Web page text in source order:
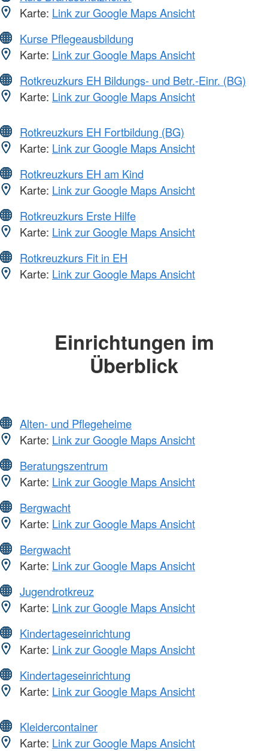
Karte: Link zur Google Maps Ansicht
Kurse Pflegeausbildung
Karte: Link zur Google Maps Ansicht
Rotkreuzkurs EH Bildungs- und Betr.-Einr. (BG)
Karte: Link zur Google Maps Ansicht
Rotkreuzkurs EH Fortbildung (BG)
Karte: Link zur Google Maps Ansicht
Rotkreuzkurs EH am Kind
Karte: Link zur Google Maps Ansicht
Rotkreuzkurs Erste Hilfe
Karte: Link zur Google Maps Ansicht
Rotkreuzkurs Fit in EH
Karte: Link zur Google Maps Ansicht
Einrichtungen im
Überblick
Alten- und Pflegeheime
Karte: Link zur Google Maps Ansicht
Beratungszentrum
Karte: Link zur Google Maps Ansicht
Bergwacht
Karte: Link zur Google Maps Ansicht
Bergwacht
Karte: Link zur Google Maps Ansicht
Jugendrotkreuz
Karte: Link zur Google Maps Ansicht
Kindertageseinrichtung
Karte: Link zur Google Maps Ansicht
Kindertageseinrichtung
Karte: Link zur Google Maps Ansicht
Kleidercontainer
Karte: Link zur Google Maps Ansicht